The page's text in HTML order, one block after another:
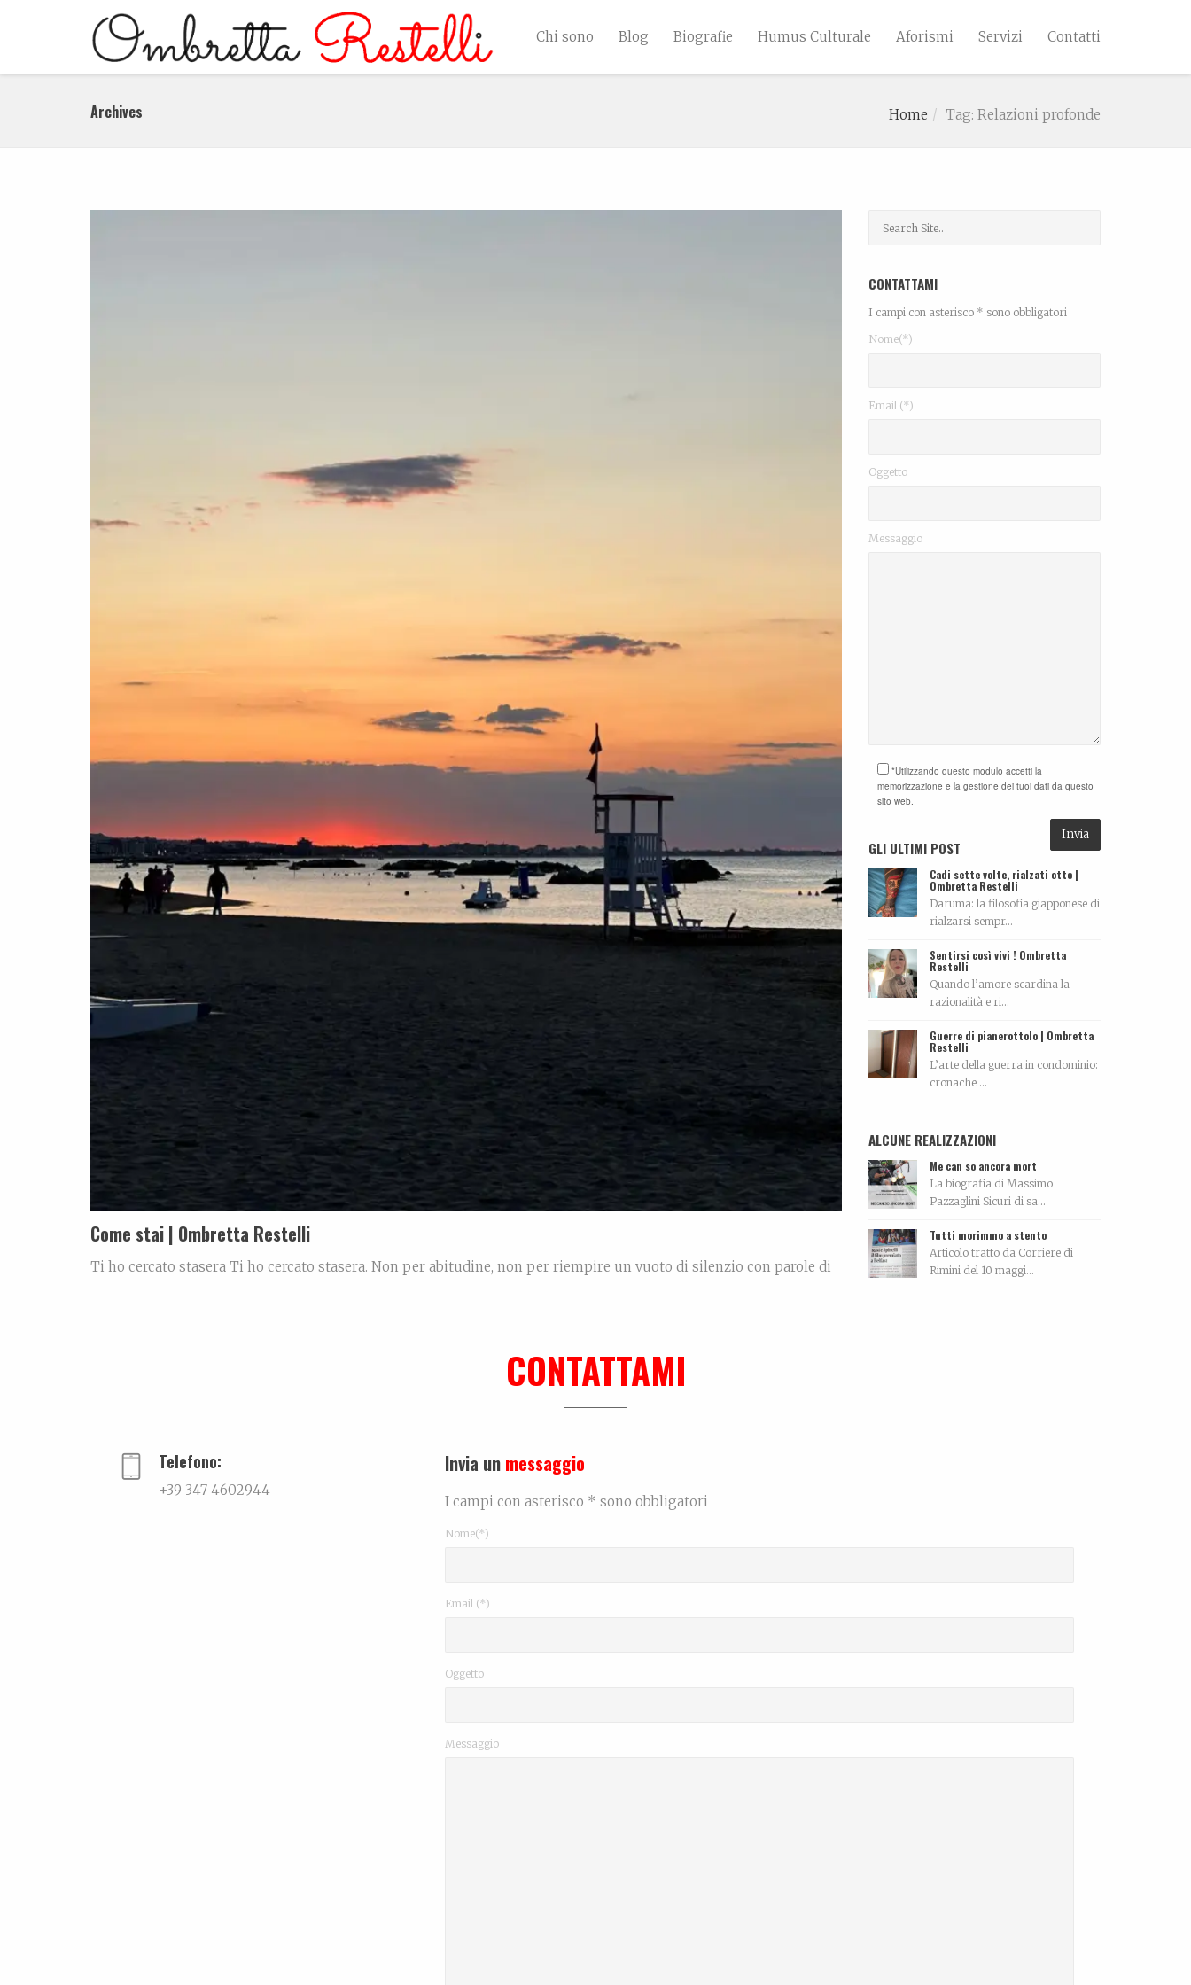
Chi sono Blog Biografie Humus Culturale Aforismi Servizi Contatti
Archives Home Tag: Relazioni profonde
Come stai | Ombretta Restelli
Ti ho cercato stasera Ti ho cercato stasera. Non per abitudine, non per riempire un vuoto di silenzio con parole di
CONTATTAMI
I campi con asterisco * sono obbligatori
Nome(*)
Email (*)
Oggetto
Messaggio
*Utilizzando questo modulo accetti la
memorizzazione e la gestione dei tuoi dati da questo
sito web.
GLI ULTIMI POST
Cadi sette volte, rialzati otto |
Ombretta Restelli
Daruma: la filosofia giapponese di
rialzarsi sempr...
Sentirsi così vivi ! Ombretta
Restelli
Quando l’amore scardina la
razionalità e ri...
Guerre di pianerottolo | Ombretta
Restelli
L’arte della guerra in condominio:
cronache ...
ALCUNE REALIZZAZIONI
Me can so ancora mort
La biografia di Massimo
Pazzaglini Sicuri di sa...
Tutti morimmo a stento
Articolo tratto da Corriere di
Rimini del 10 maggi...
CONTATTAMI
Telefono:
+39 347 4602944
Invia un messaggio
I campi con asterisco * sono obbligatori
Nome(*)
Email (*)
Oggetto
Messaggio